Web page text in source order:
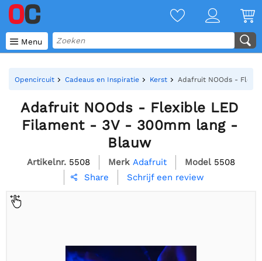
 Menu
Opencircuit Cadeaus en Inspiratie Kerst Adafruit NOOds -
Adafruit NOOds - Flexible LED
Filament - 3V - 300mm lang -
Blauw
Artikelnr. 5508 Merk Adafruit Model 5508
 Share Schrijf een review